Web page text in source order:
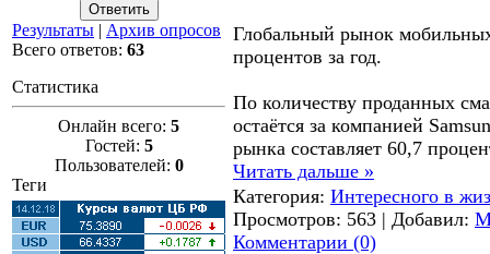
Результаты | Архив опросов
Всего ответов: 63
Статистика
Онлайн всего: 5
Гостей: 5
Пользователей: 0
Теги
Глобальный рынок
процентов за год.
По количеству проданных
остаётся за компанией
рынка составляет 60,7
Читать дальше »
Категория: Интересного в
Просмотров: 563 | Добавил:
Комментарии (0)